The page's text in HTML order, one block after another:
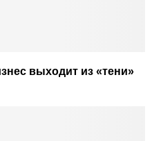
выходит из «тени»